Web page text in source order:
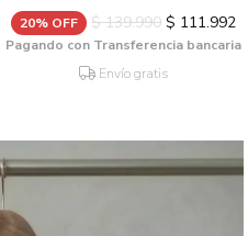
20% OFF $ 139.990 $ 111.992
Pagando con Transferencia bancaria
Envío gratis